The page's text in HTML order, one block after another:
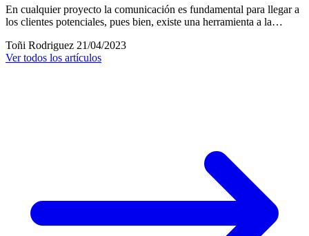
En cualquier proyecto la comunicación es fundamental para llegar a
los clientes potenciales, pues bien, existe una herramienta a la…
Toñi Rodriguez 21/04/2023
Ver todos los artículos